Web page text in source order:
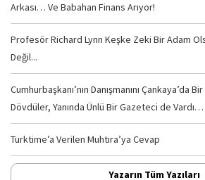
Arkası… Ve Babahan Finans Arıyor!
Profesör Richard Lynn Keşke Zeki Bir Adam
Değil...
Cumhurbaşkanı’nın Danışmanını Çankaya’da
Dövdüler, Yanında Ünlü Bir Gazeteci de Vardı…
Turktime’a Verilen Muhtıra’ya Cevap
Yazarın Tüm Yazıları